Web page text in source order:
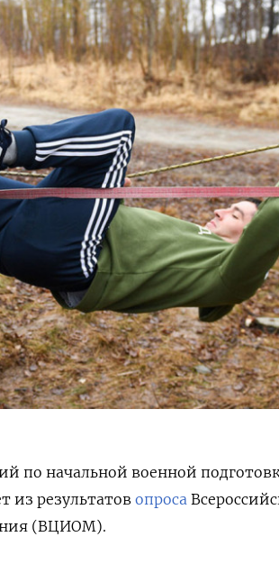
по начальной военной
из результатов опроса
(ВЦИОМ).